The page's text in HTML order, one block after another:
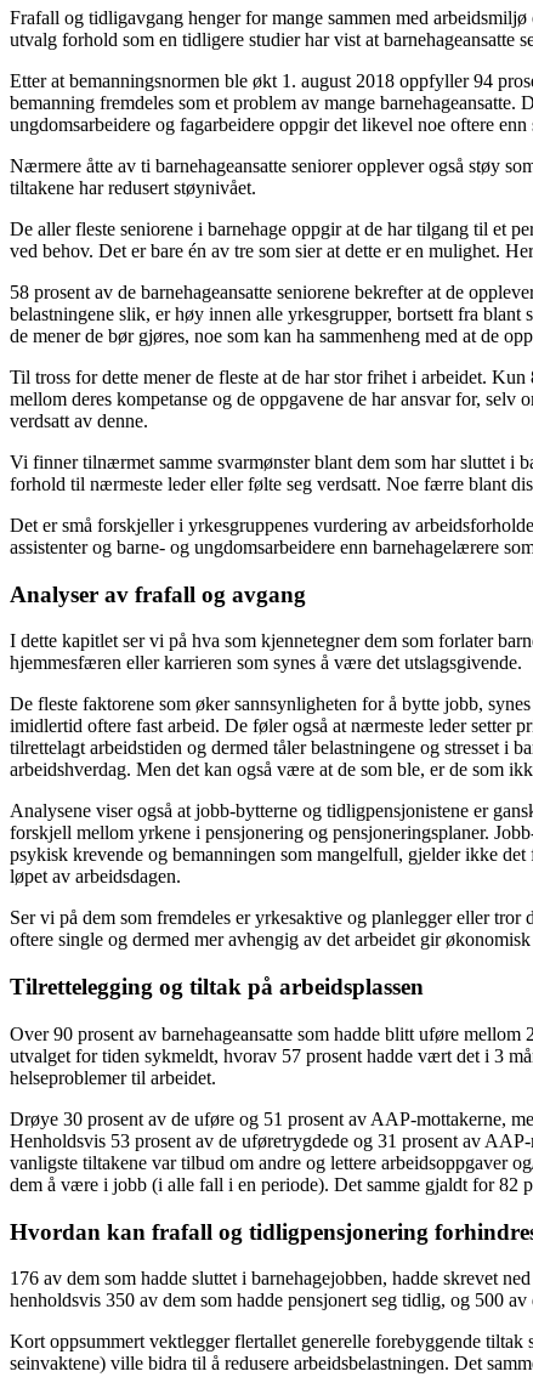
Frafall og tidligavgang henger for mange sammen med
utvalg forhold som en tidligere studier har vist at barnehageansatte
Etter at bemanningsnormen ble økt 1. august 2018 oppfyller 94
bemanning fremdeles som et problem av mange
ungdomsarbeidere og fagarbeidere oppgir det likevel noe oftere enn
Nærmere åtte av ti barnehageansatte seniorer opplever også støy
tiltakene har redusert støynivået.
De aller fleste seniorene i barnehage oppgir at de har tilgang til et
ved behov. Det er bare én av tre som sier at dette er en mulighet.
58 prosent av de barnehageansatte seniorene bekrefter at de
belastningene slik, er høy innen alle yrkesgrupper, bortsett fra blant
de mener de bør gjøres, noe som kan ha sammenheng med at de
Til tross for dette mener de fleste at de har stor frihet i arbeidet.
mellom deres kompetanse og de oppgavene de har ansvar for,
verdsatt av denne.
Vi finner tilnærmet samme svarmønster blant dem som har sluttet i
forhold til nærmeste leder eller følte seg verdsatt. Noe færre blant
Det er små forskjeller i yrkesgruppenes vurdering av
assistenter og barne- og ungdomsarbeidere enn barnehagelærere
Analyser av frafall og avgang
I dette kapitlet ser vi på hva som kjennetegner dem som forlater
hjemmesfæren eller karrieren som synes å være det utslagsgivende.
De fleste faktorene som øker sannsynligheten for å bytte jobb,
imidlertid oftere fast arbeid. De føler også at nærmeste leder setter
tilrettelagt arbeidstiden og dermed tåler belastningene og stresset i
arbeidshverdag. Men det kan også være at de som ble, er de som
Analysene viser også at jobb-bytterne og tidligpensjonistene er
forskjell mellom yrkene i pensjonering og pensjoneringsplaner.
psykisk krevende og bemanningen som mangelfull, gjelder ikke
løpet av arbeidsdagen.
Ser vi på dem som fremdeles er yrkesaktive og planlegger eller
oftere single og dermed mer avhengig av det arbeidet gir
Tilrettelegging og tiltak på arbeidsplassen
Over 90 prosent av barnehageansatte som hadde blitt uføre
utvalget for tiden sykmeldt, hvorav 57 prosent hadde vært det i 3
helseproblemer til arbeidet.
Drøye 30 prosent av de uføre og 51 prosent av AAP-mottakerne,
Henholdsvis 53 prosent av de uføretrygdede og 31 prosent av
vanligste tiltakene var tilbud om andre og lettere arbeidsoppgaver
dem å være i jobb (i alle fall i en periode). Det samme gjaldt for 82
Hvordan kan frafall og tidligpensjonering
176 av dem som hadde sluttet i barnehagejobben, hadde skrevet
henholdsvis 350 av dem som hadde pensjonert seg tidlig, og 500
Kort oppsummert vektlegger flertallet generelle forebyggende
seinvaktene) ville bidra til å redusere arbeidsbelastningen. Det